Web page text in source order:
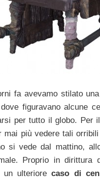
fa avevamo stilato una
figuravano alcune
per tutto il globo. Per
mai più vedere tali
si vede dal mattino,
Proprio in dirittura
un ulteriore caso di